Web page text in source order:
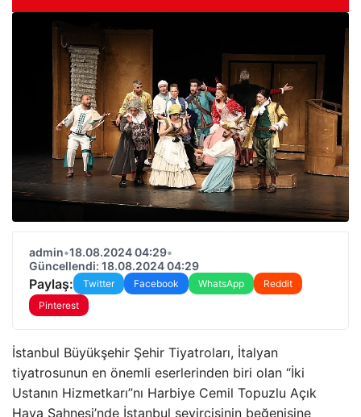
admin•18.08.2024 04:29•
Güncellendi: 18.08.2024 04:29
Paylaş: Twitter Facebook WhatsApp
Reddit
Pinterest
İstanbul Büyükşehir Şehir Tiyatroları, İtalyan
tiyatrosunun en önemli eserlerinden biri olan “İki
Ustanın Hizmetkarı”nı Harbiye Cemil Topuzlu Açık
Hava Sahnesi’nde İstanbul seyircisinin beğenisine